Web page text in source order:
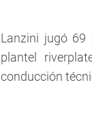
Lanzini jugó 69
plantel
conducción